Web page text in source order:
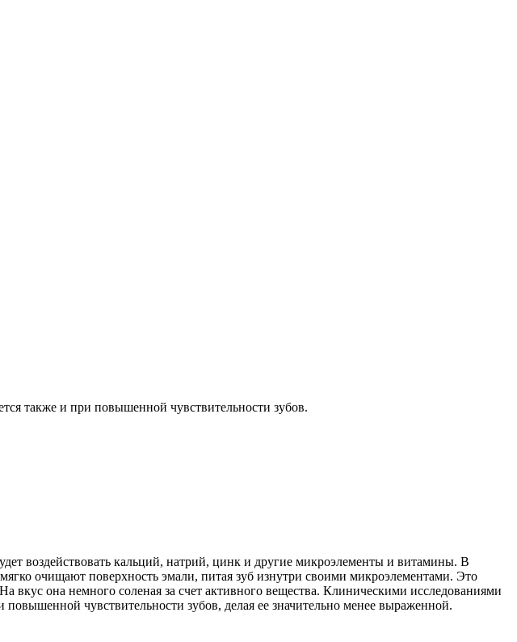
также и при повышенной чувствительности зубов.
воздействовать кальций, натрий, цинк и другие микроэлементы и витамины. В
очищают поверхность эмали, питая зуб изнутри своими микроэлементами. Это
вкус она немного соленая за счет активного вещества. Клиническими исследованиями
чувствительности зубов, делая ее значительно менее выраженной.